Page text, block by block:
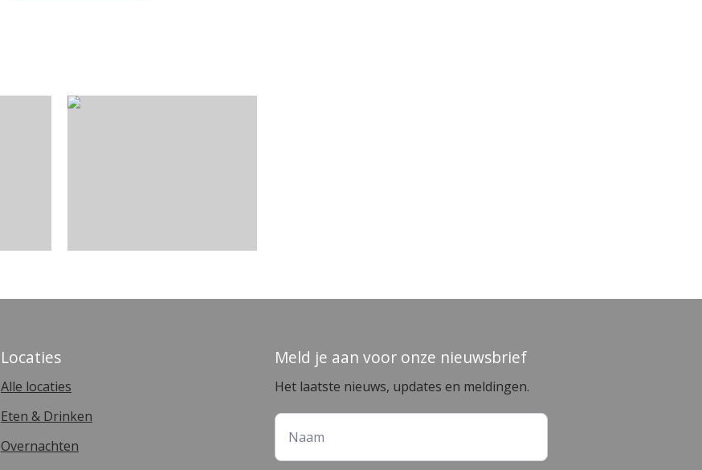
Locaties
Alle locaties
Eten & Drinken
Overnachten
Meld je aan voor onze nieuwsbrief
Het laatste nieuws, updates en meldingen.